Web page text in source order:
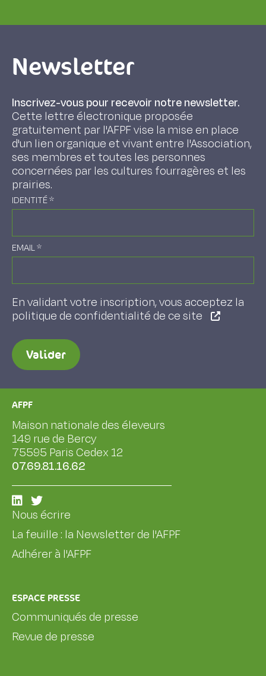
Newsletter
Inscrivez-vous pour recevoir notre newsletter.
Cette lettre électronique proposée
gratuitement par l'AFPF vise la mise en place
d'un lien organique et vivant entre l'Association,
ses membres et toutes les personnes
concernées par les cultures fourragères et les
prairies.
IDENTITÉ*
EMAIL*
En validant votre inscription, vous acceptez la
politique de confidentialité de ce site
Valider
AFPF
Maison nationale des éleveurs
149 rue de Bercy
75595 Paris Cedex 12
07.69.81.16.62
Nous écrire
La feuille : la Newsletter de l'AFPF
Adhérer à l'AFPF
ESPACE PRESSE
Communiqués de presse
Revue de presse